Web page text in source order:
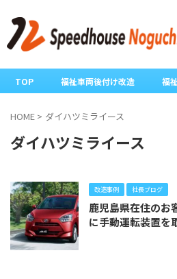
TOP 福祉車両後付け改造 福
HOME > ダイハツミライース
ダイハツミライース
改造事例 社長ブログ
鹿児島県在住のお
に手動運転装置を